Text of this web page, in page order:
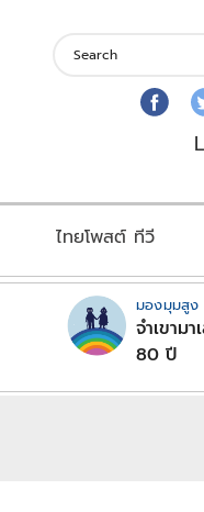
ไทยโพสต์ ทีวี
มองมุมสูง
จำเขาม
80 ปี